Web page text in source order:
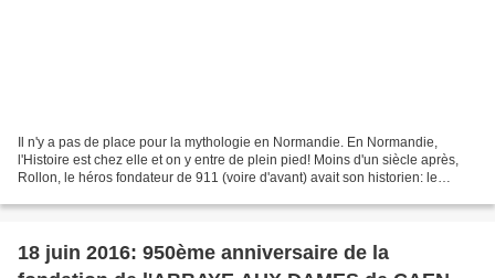
Il n'y a pas de place pour la mythologie en Normandie. En Normandie,
l'Histoire est chez elle et on y entre de plein pied! Moins d'un siècle après,
Rollon, le héros fondateur de 911 (voire d'avant) avait son historien: le
18 juin 2016: 950ème anniversaire de la